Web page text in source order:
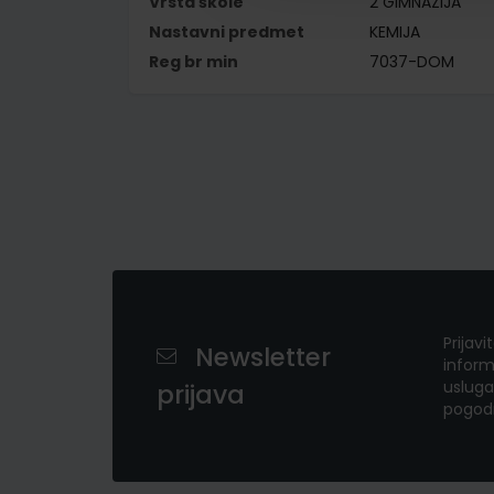
Nastavni predmet
KEMIJA
Reg br min
7037-DOM
Newsletter
prijava